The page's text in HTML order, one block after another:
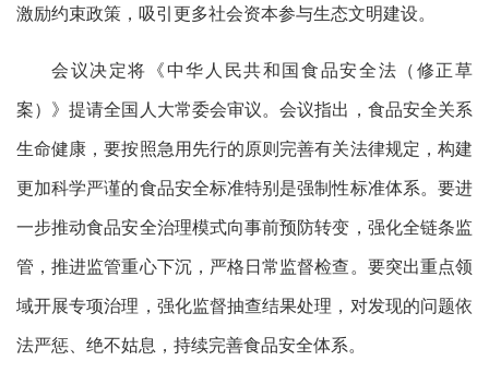
激励约束政策，吸引更多社会资本参与生态文明建设。
会议决定将《中华人民共和国食品安全法（修正草
案）》提请全国人大常委会审议。会议指出，食品安全关系
生命健康，要按照急用先行的原则完善有关法律规定，构建
更加科学严谨的食品安全标准特别是强制性标准体系。要进
一步推动食品安全治理模式向事前预防转变，强化全链条监
管，推进监管重心下沉，严格日常监督检查。要突出重点领
域开展专项治理，强化监督抽查结果处理，对发现的问题依
法严惩、绝不姑息，持续完善食品安全体系。